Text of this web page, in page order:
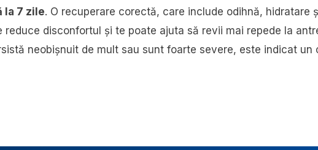
la 7 zile. O recuperare corectă, care include odihnă, hidratare
reduce disconfortul și te poate ajuta să revii mai repede la
neobișnuit de mult sau sunt foarte severe, este indicat un